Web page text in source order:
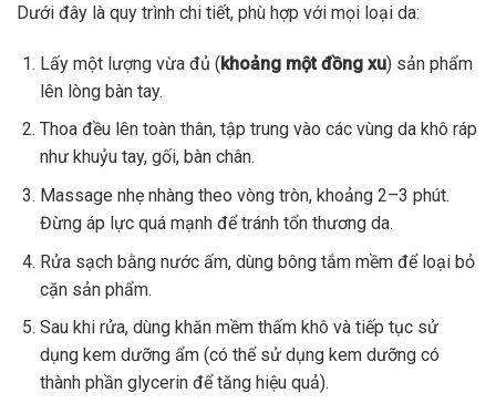
Dưới đây là quy trình chi tiết, phù hợp với mọi loại da:
Lấy một lượng vừa đủ (khoảng một đồng xu) sản phẩm
lên lòng bàn tay.
Thoa đều lên toàn thân, tập trung vào các vùng da khô ráp
như khuỷu tay, gối, bàn chân.
Massage nhẹ nhàng theo vòng tròn, khoảng 2–3 phút.
Đừng áp lực quá mạnh để tránh tổn thương da.
Rửa sạch bằng nước ấm, dùng bông tắm mềm để loại bỏ
cặn sản phẩm.
Sau khi rửa, dùng khăn mềm thấm khô và tiếp tục sử
dụng kem dưỡng ẩm (có thể sử dụng kem dưỡng có
thành phần glycerin để tăng hiệu quả).